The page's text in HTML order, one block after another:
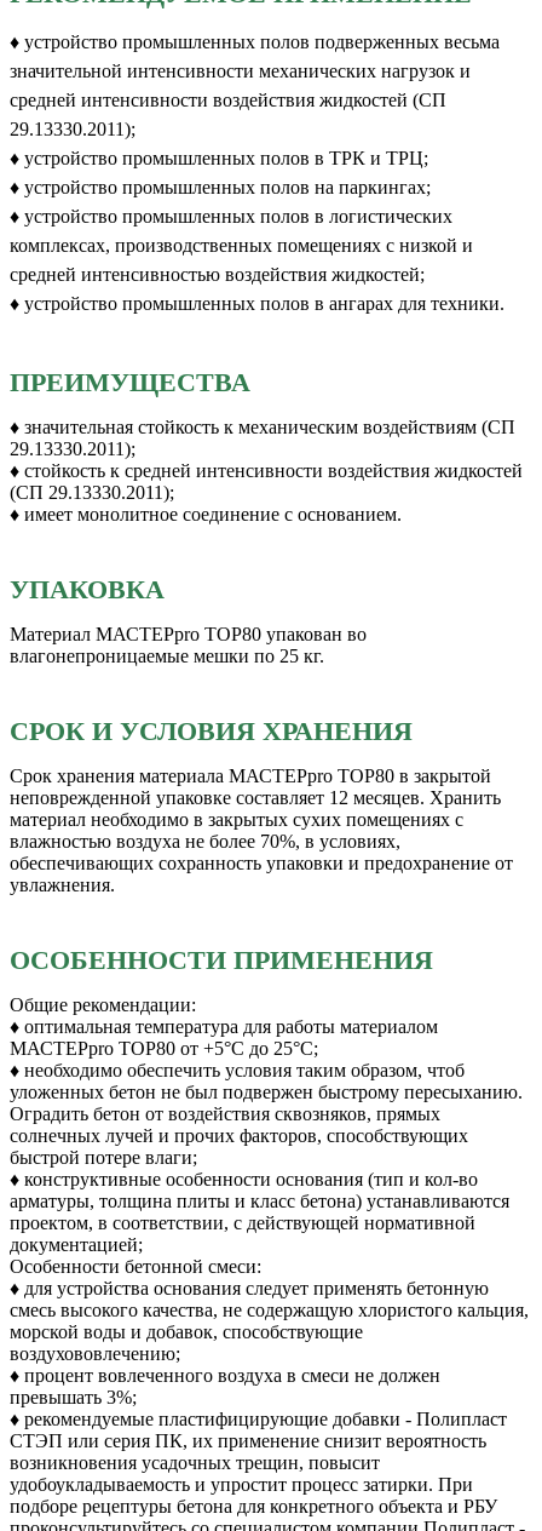
♦ устройство промышленных полов подверженных весьма
значительной интенсивности механических нагрузок и
средней интенсивности воздействия жидкостей (СП
29.13330.2011);
♦ устройство промышленных полов в ТРК и ТРЦ;
♦ устройство промышленных полов на паркингах;
♦ устройство промышленных полов в логистических
комплексах, производственных помещениях с низкой и
средней интенсивностью воздействия жидкостей;
♦ устройство промышленных полов в ангарах для техники.
ПРЕИМУЩЕСТВА
♦ значительная стойкость к механическим воздействиям (СП
29.13330.2011);
♦ стойкость к средней интенсивности воздействия жидкостей
(СП 29.13330.2011);
♦ имеет монолитное соединение с основанием.
УПАКОВКА
Материал МАСТЕРpro TOP80 упакован во
влагонепроницаемые мешки по 25 кг.
СРОК И УСЛОВИЯ ХРАНЕНИЯ
Срок хранения материала МАСТЕРpro TOP80 в закрытой
неповрежденной упаковке составляет 12 месяцев. Хранить
материал необходимо в закрытых сухих помещениях с
влажностью воздуха не более 70%, в условиях,
обеспечивающих сохранность упаковки и предохранение от
увлажнения.
ОСОБЕННОСТИ ПРИМЕНЕНИЯ
Общие рекомендации:
♦ оптимальная температура для работы материалом
МАСТЕРpro TOP80 от +5°С до 25°С;
♦ необходимо обеспечить условия таким образом, чтоб
уложенных бетон не был подвержен быстрому пересыханию.
Оградить бетон от воздействия сквозняков, прямых
солнечных лучей и прочих факторов, способствующих
быстрой потере влаги;
♦ конструктивные особенности основания (тип и кол-во
арматуры, толщина плиты и класс бетона) устанавливаются
проектом, в соответствии, с действующей нормативной
документацией;
Особенности бетонной смеси:
♦ для устройства основания следует применять бетонную
смесь высокого качества, не содержащую хлористого кальция,
морской воды и добавок, способствующие
воздухововлечению;
♦ процент вовлеченного воздуха в смеси не должен
превышать 3%;
♦ рекомендуемые пластифицирующие добавки - Полипласт
СТЭП или серия ПК, их применение снизит вероятность
возникновения усадочных трещин, повысит
удобоукладываемость и упростит процесс затирки. При
подборе рецептуры бетона для конкретного объекта и РБУ